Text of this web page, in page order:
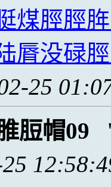
煤脛脛
脣没碌
25
脰帽09